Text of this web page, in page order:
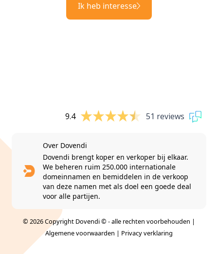
Ik heb interesse
9.4 51 reviews
Over Dovendi
Dovendi brengt koper en verkoper bij elkaar.
We beheren ruim 250.000 internationale
domeinnamen en bemiddelen in de verkoop
van deze namen met als doel een goede deal
voor alle partijen.
© 2026 Copyright Dovendi © - alle rechten voorbehouden |
Algemene voorwaarden | Privacy verklaring